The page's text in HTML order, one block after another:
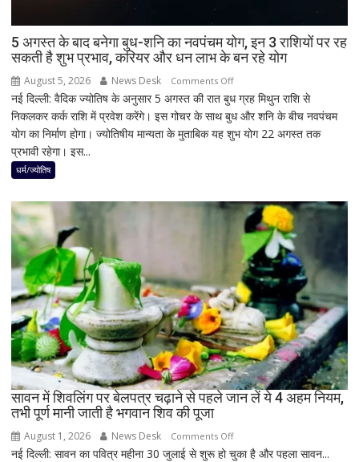
उपचुनावों
के
बढ़ाई
सियासी
हलचल
5 अगस्त के बाद बनेगा बुध-शनि का नवपंचम योग, इन 3 राशियों पर रह
सकती है शुभ प्रभाव, करियर और धन लाभ के बन रहे योग
August 5, 2026 News Desk Comments Offon
5
अगस्त
के
शनि
नवपंचम
योग,
इन
3
राशियों
पर
रह
सकती
है
शुभ
करियर
और
नई दिल्ली: वैदिक ज्योतिष के अनुसार 5 अगस्त की रात बुध ग्रह मिथुन राशि से
निकलकर कर्क राशि में प्रवेश करेंगे। इस गोचर के साथ बुध और शनि के बीच नवपंचम
योग का निर्माण होगा। ज्योतिषीय मान्यता के मुताबिक यह शुभ योग 22 अगस्त तक
प्रभावी रहेगा। इस...
धर्म/ज्योतिष
सावन में शिवलिंग पर बेलपत्र चढ़ाने से पहले जान लें ये 4 अहम नियम,
तभी पूर्ण मानी जाती है भगवान शिव की पूजा
August 1, 2026 News Desk Comments Offon
सावन
नई दिल्ली: सावन का पवित्र महीना 30 जुलाई से शुरू हो चुका है और पहला सावन...